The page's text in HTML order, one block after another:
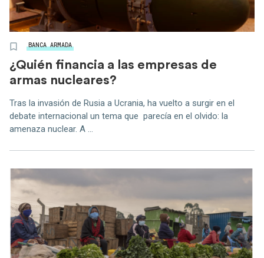
BANCA ARMADA
¿Quién financia a las empresas de
armas nucleares?
Tras la invasión de Rusia a Ucrania, ha vuelto a surgir en el
debate internacional un tema que parecía en el olvido: la
amenaza nuclear. A ...